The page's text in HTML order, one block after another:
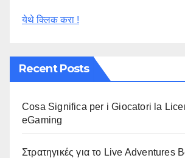
येथे क्लिक करा !
Recent Posts
Cosa Significa per i Giocatori la
eGaming
Στρατηγικές για το Live Adventures